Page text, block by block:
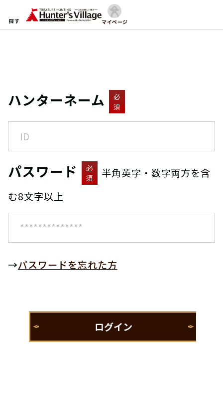
探す マイページ
ハンターネーム
必
須
パスワード
必
須
半角英字・数字両方を含
む8文字以上
→パスワードを忘れた方